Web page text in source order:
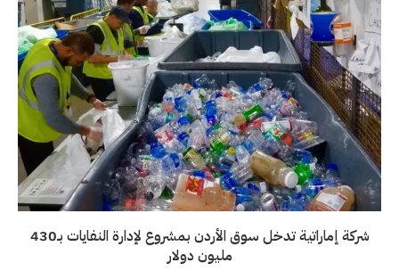
شركة إماراتية تدخل سوق الأردن بمشروع لإدارة النفايات بـ430
مليون دولار